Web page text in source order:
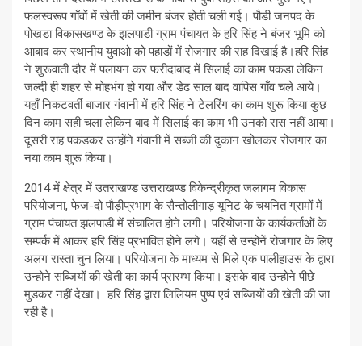
फलस्वरूप गाँवों में खेती की जमीन बंजर होती चली गई। पौडी जनपद के
पोखडा विकासखण्ड के झलपाडी ग्राम पंचायत के हरि सिंह ने बंजर भूमि को
आबाद कर स्थानीय युवाओ को पहाडों में रोजगार की राह दिखाई है।हरि सिंह
ने शुरूवाती दौर में पलायन कर फरीदाबाद में सिलाई का काम पकडा लेकिन
जल्दी ही शहर से मोहभंग हो गया और डेढ साल बाद वापिस गाँव चले आये।
यहाँ निकटवर्ती बाजार गंवानी में हरि सिंह ने टेलरिंग का काम शुरू किया कुछ
दिन काम सही चला लेकिन बाद में सिलाई का काम भी उनको रास नहीं आया।
दूसरी राह पकडकर उन्होंने गंवानी में सब्जी की दुकान खोलकर रोजगार का
नया काम शुरू किया।
2014 में क्षेत्र में उतराखण्ड उत्तराखण्ड विकेन्द्रीकृत जलागम विकास
परियोजना, फेज-दो पौड़ीप्रभाग के सैन्तोलीगाड़ यूनिट के चयनित ग्रामों में
ग्राम पंचायत झलपाडी में संचालित होने लगी। परियोजना के कार्यकर्ताओं के
सम्पर्क में आकर हरि सिंह प्रभावित होने लगे। यहीं से उन्होनें रोजगार के लिए
अलग रास्ता चुन लिया। परियोजना के माध्यम से मिले एक पालीहाउस के द्वारा
उन्होने सब्जियों की खेती का कार्य प्रारम्भ किया। इसके बाद उन्होने पीछे
मुडकर नहीं देखा। हरि सिंह द्वारा लिलियम पुष्प एवं सब्जियों की खेती की जा
रही है।